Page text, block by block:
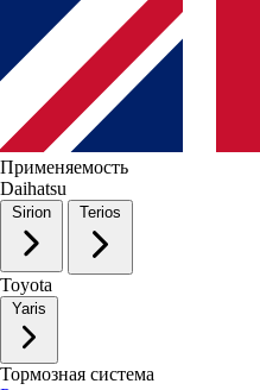
Применяемость
Daihatsu
Toyota
Тормозная система